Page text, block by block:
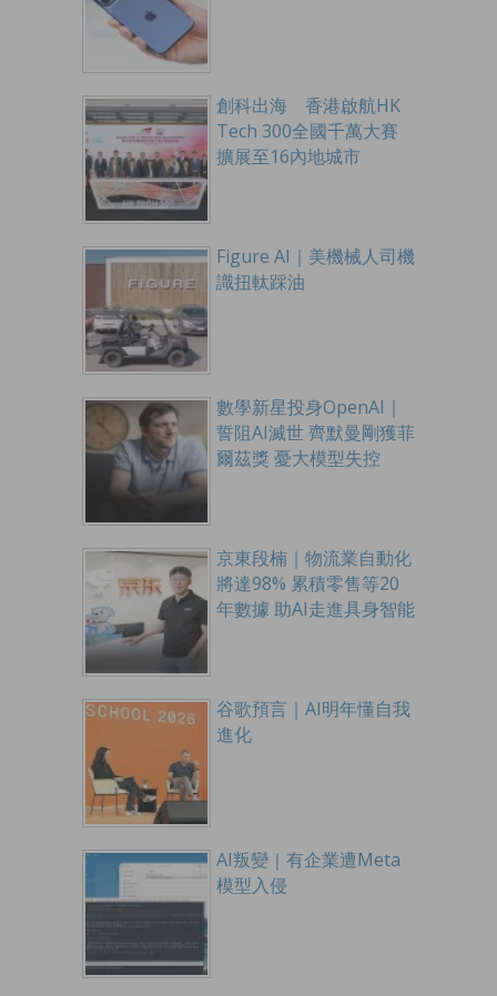
創科出海 香港啟航HK
Tech 300全國千萬大賽
擴展至16內地城市
Figure AI｜美機械人司機
識扭軚踩油
數學新星投身OpenAI｜
誓阻AI滅世 齊默曼剛獲菲
爾茲獎 憂大模型失控
京東段楠｜物流業自動化
將達98% 累積零售等20
年數據 助AI走進具身智能
谷歌預言｜AI明年懂自我
進化
AI叛變｜有企業遭Meta
模型入侵